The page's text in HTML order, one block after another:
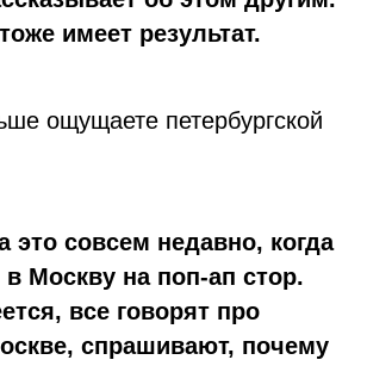
имеет результат.
ощущаете петербургской
это совсем недавно, когда
Москву на поп-ап стор.
все говорят про
спрашивают, почему